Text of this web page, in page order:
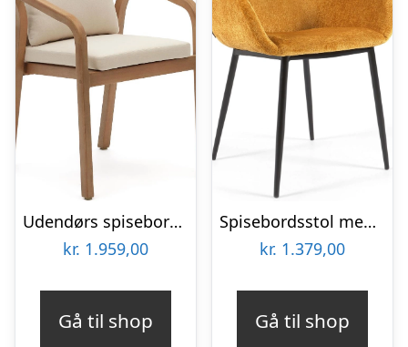
Udendørs spisebordsstol med armlæn Kave Home Malaret i eukalyptustræ og håndvævet snor UV-resistent havestol beige/natur H75ÃB58ÃL65 cm
kr. 1.959,00
Gå til shop
Spisebordsstol med armlæn Kave Home Konna i sennepsgul chenille og sort metal
kr. 1.379,00
Gå til shop